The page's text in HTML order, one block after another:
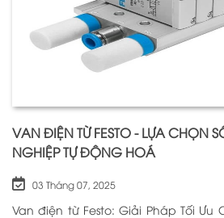
VAN ĐIỆN TỪ FESTO - LỰA CHỌN
NGHIỆP TỰ ĐỘNG HOÁ
03 Tháng 07, 2025
Van điện từ Festo: Giải Pháp Tối Ưu